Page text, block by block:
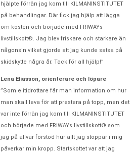
hjälpte förrän jag kom till KILMANINSTITUTET
på behandlingar. Där fick jag hjälp att lägga
om kosten och började med FRIWAYs
livstillskott®. Jag blev friskare och starkare än
någonsin vilket gjorde att jag kunde satsa på
skidskytte några år. Tack för all hjälp!”
Lena Eliasson, orienterare och löpare
”Som elitidrottare får man information om hur
man skall leva för att prestera på topp, men det
var inte förrän jag kom till KILMANINSTITUTET
och började med FRIWAYs livstillskott® som
jag på allvar förstod hur allt jag stoppar i mig
påverkar min kropp. Startskottet var att jag